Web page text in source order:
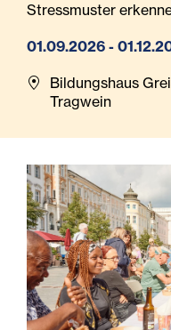
Stressmuster
01.09.2026 -
Bildungshaus
Tragwein